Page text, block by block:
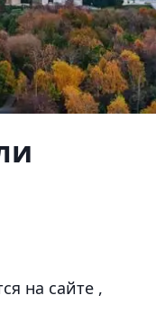
на сайте ,